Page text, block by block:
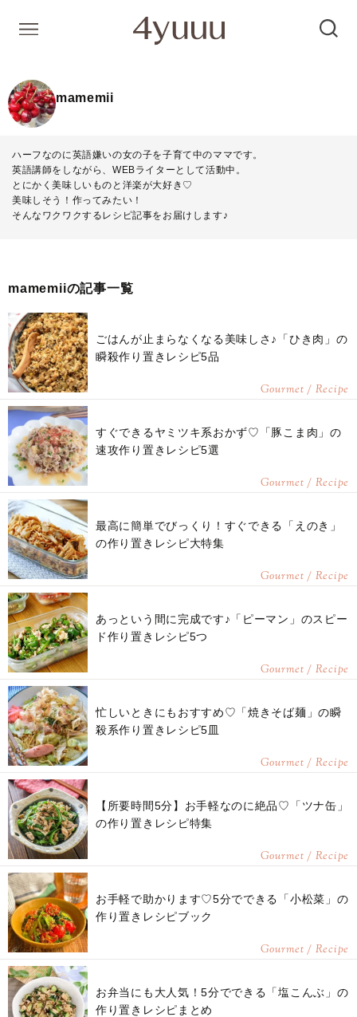
mamemii
ハーフなのに英語嫌いの女の子を子育て中のママです。
英語講師をしながら、WEBライターとして活動中。
とにかく美味しいものと洋楽が大好き♡
美味しそう！作ってみたい！
そんなワクワクするレシピ記事をお届けします♪
mamemiiの記事一覧
ごはんが止まらなくなる美味しさ♪「ひき肉」の
瞬殺作り置きレシピ5品
Gourmet / Recipe
すぐできるヤミツキ系おかず♡「豚こま肉」の
速攻作り置きレシピ5選
Gourmet / Recipe
最高に簡単でびっくり！すぐできる「えのき」
の作り置きレシピ大特集
Gourmet / Recipe
あっという間に完成です♪「ピーマン」のスピー
ド作り置きレシピ5つ
Gourmet / Recipe
忙しいときにもおすすめ♡「焼きそば麺」の瞬
殺系作り置きレシピ5皿
Gourmet / Recipe
【所要時間5分】お手軽なのに絶品♡「ツナ缶」
の作り置きレシピ特集
Gourmet / Recipe
お手軽で助かります♡5分でできる「小松菜」の
作り置きレシピブック
Gourmet / Recipe
お弁当にも大人気！5分でできる「塩こんぶ」の
作り置きレシピまとめ